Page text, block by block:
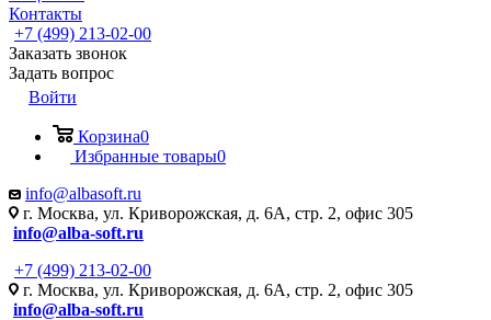
Контакты
+7 (499) 213-02-00
Заказать звонок
Задать вопрос
Войти
Корзина0
Избранные товары0
info@albasoft.ru
г. Москва, ул. Криворожская, д. 6А, стр. 2, офис 305
info@alba-soft.ru
+7 (499) 213-02-00
г. Москва, ул. Криворожская, д. 6А, стр. 2, офис 305
info@alba-soft.ru